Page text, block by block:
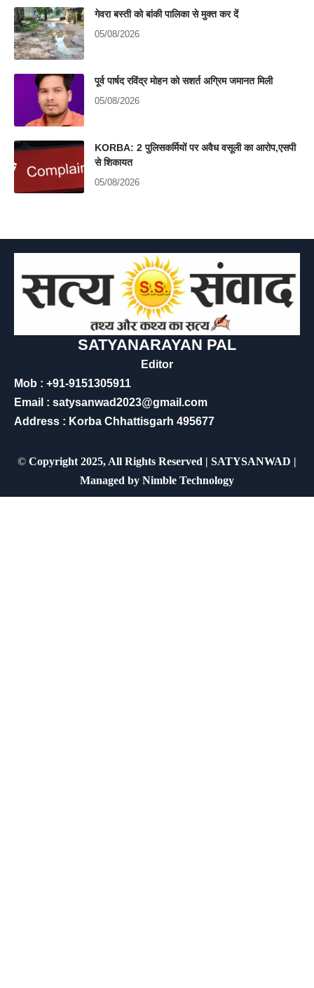
गेवरा बस्ती को बांकी पालिका से मुक्त कर दें
05/08/2026
पूर्व पार्षद रविंद्र मोहन को सशर्त अग्रिम जमानत मिली
05/08/2026
KORBA: 2 पुलिसकर्मियों पर अवैध वसूली का आरोप,एसपी
से शिकायत
05/08/2026
SATYANARAYAN PAL
Editor
Mob : +91-9151305911
Email : satysanwad2023@gmail.com
Address : Korba Chhattisgarh 495677
© Copyright 2025, All Rights Reserved | SATYSANWAD |
Managed by Nimble Technology